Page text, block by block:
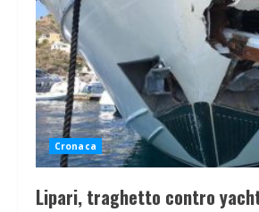
Cronaca
Lipari, traghetto contro